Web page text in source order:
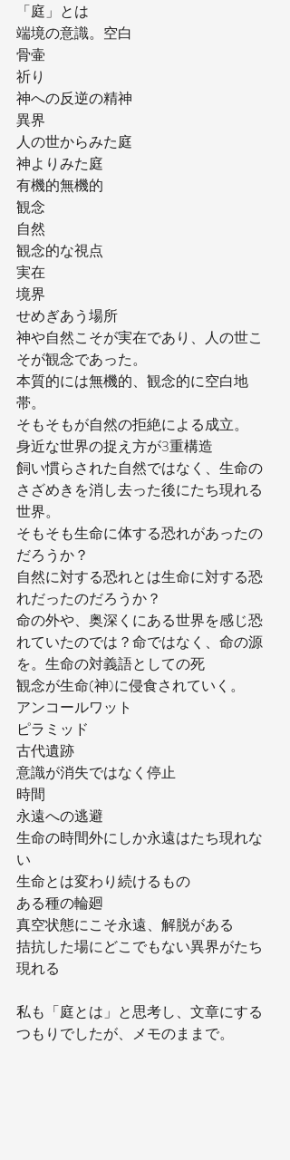
「庭」とは
端境の意識。空白
骨壷
祈り
神への反逆の精神
異界
人の世からみた庭
神よりみた庭
有機的無機的
観念
自然
観念的な視点
実在
境界
せめぎあう場所
神や自然こそが実在であり、人の世こ
そが観念であった。
本質的には無機的、観念的に空白地
帯。
そもそもが自然の拒絶による成立。
身近な世界の捉え方が3重構造
飼い慣らされた自然ではなく、生命の
さざめきを消し去った後にたち現れる
世界。
そもそも生命に体する恐れがあったの
だろうか？
自然に対する恐れとは生命に対する恐
れだったのだろうか？
命の外や、奥深くにある世界を感じ恐
れていたのでは？命ではなく、命の源
を。生命の対義語としての死
観念が生命(神)に侵食されていく。
アンコールワット
ピラミッド
古代遺跡
意識が消失ではなく停止
時間
永遠への逃避
生命の時間外にしか永遠はたち現れな
い
生命とは変わり続けるもの
ある種の輪廻
真空状態にこそ永遠、解脱がある
拮抗した場にどこでもない異界がたち
現れる
私も「庭とは」と思考し、文章にする
つもりでしたが、メモのままで。